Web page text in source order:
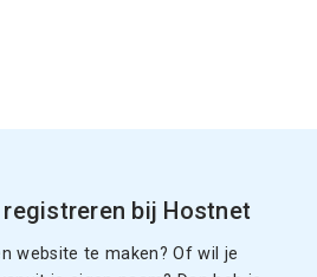
bij Hostnet
website te maken? Of wil je